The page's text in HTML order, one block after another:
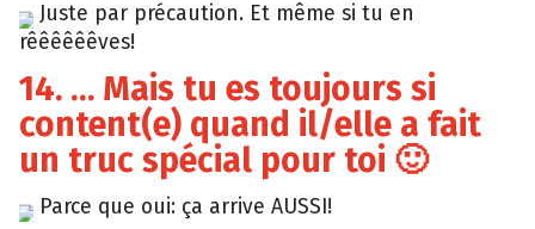
Tumblr
Juste par précaution. Et même si tu en
rêêêêêêves!
14. … Mais tu es toujours si
content(e) quand il/elle a fait
un truc spécial pour toi 🙂
Tumblr
Parce que oui: ça arrive AUSSI!